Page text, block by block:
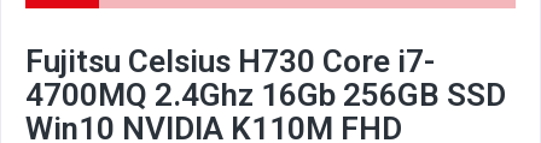
Fujitsu Celsius H730 Core i7-
4700MQ 2.4Ghz 16Gb 256GB SSD
Win10 NVIDIA K110M FHD